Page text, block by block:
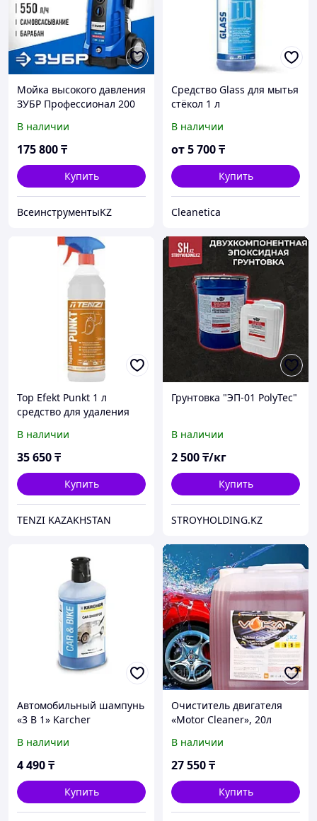
Мойка высокого давления
ЗУБР Профессионал 200
МИГ-280 (АВД-П200)
В наличии
175 800₸
Купить
ВсеинструментыKZ
Средство Glass для мытья
стёкол 1 л
В наличии
от5 700₸
Купить
Cleanetica
Top Efekt Punkt 1 л
средство для удаления
В наличии
35 650₸
Купить
TENZI KAZAKHSTAN
Грунтовка "ЭП-01 PolyTec"
В наличии
2 500₸/кг
Купить
STROYHOLDING.KZ
Автомобильный шампунь
«3 В 1» Karcher
В наличии
4 490₸
Купить
Очиститель двигателя
«Motor Cleaner», 20л
В наличии
27 550₸
Купить